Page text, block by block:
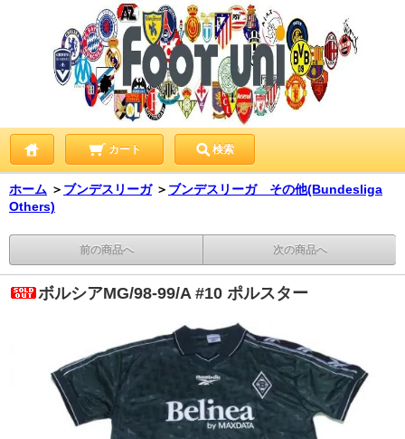
カート 検索
ホーム ＞ ブンデスリーガ ＞ ブンデスリーガ その他(Bundesliga
Others)
前の商品へ 次の商品へ
ボルシアMG/98-99/A #10 ポルスター